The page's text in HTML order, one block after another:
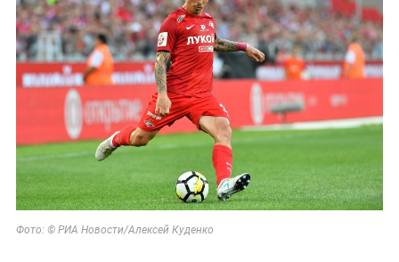
Фото: © РИА Новости/Алексей Куденко